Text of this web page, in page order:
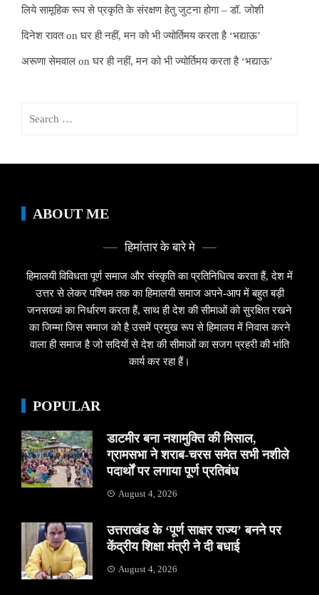
लिये सामूहिक रूप से प्रकृति के संरक्षण हेतु जुटना होगा – डॉ. जोशी
दिनेश रावतonघर ही नहीं, मन को भी ज्योर्तिमय करता है ‘भद्याऊ’
अरूणा सेमवाल onघर ही नहीं, मन को भी ज्योर्तिमय करता है ‘भद्याऊ’
ABOUT ME
हिमांतार के बारे मे
हिमालयी विविधता पूर्ण समाज और संस्कृति का प्रतिनिधित्व करता हैं, देश में
उत्तर से लेकर पश्चिम तक का हिमालयी समाज अपने-आप में बहुत बड़ी
जनसख्यां का निर्धारण करता हैं, साथ ही देश की सीमाओं को सुरक्षित रखने
का जिम्मा जिस समाज को है उसमें प्रमुख रूप से हिमालय में निवास करने
वाला ही समाज है जो सदियों से देश की सीमाओं का सजग प्रहरी की भांति
कार्य कर रहा हैं।
POPULAR
डाटमीर बना नशामुक्ति की मिसाल,
ग्रामसभा ने शराब-चरस समेत सभी नशीले
पदार्थों पर लगाया पूर्ण प्रतिबंध
August 4, 2026
उत्तराखंड के ‘पूर्ण साक्षर राज्य’ बनने पर
केंद्रीय शिक्षा मंत्री ने दी बधाई
August 4, 2026